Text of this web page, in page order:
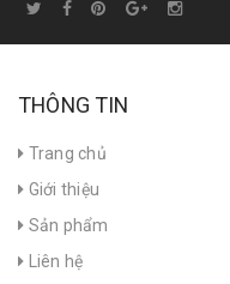
THÔNG TIN
Trang chủ
Giới thiệu
Sản phẩm
Liên hệ